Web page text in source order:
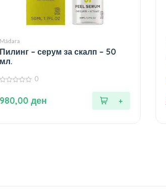
Mádara
Пилинг – серум за скалп – 50
мл.
5
0
980,00 ден